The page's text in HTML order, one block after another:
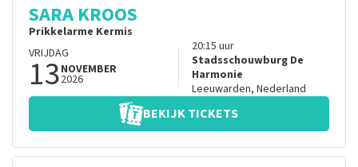
SARA KROOS
Prikkelarme Kermis
VRIJDAG
13NOVEMBER
2026
20:15 uur
Stadsschouwburg De
Harmonie
Leeuwarden, Nederland
BEKIJK TICKETS